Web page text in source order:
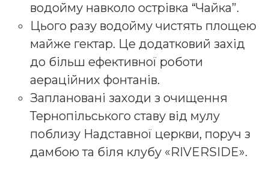
водойму навколо острівка “Чайка”.
Цього разу водойму чистять площею
майже гектар. Це додатковий захід
до більш ефективної роботи
аераційних фонтанів.
Заплановані заходи з очищення
Тернопільського ставу від мулу
поблизу Надставної церкви, поруч з
дамбою та біля клубу «RIVERSIDE».